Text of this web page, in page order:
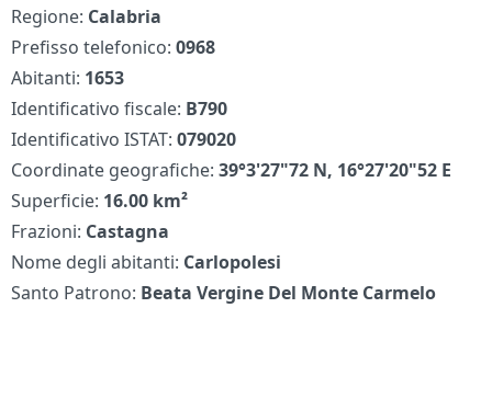
Regione: Calabria
Prefisso telefonico:0968
Abitanti: 1653
Identificativo fiscale: B790
Identificativo ISTAT:079020
Coordinate geografiche:39°3'27"72 N, 16°27'20"52 E
Superficie: 16.00 km²
Frazioni: Castagna
Nome degli abitanti: Carlopolesi
Santo Patrono: Beata Vergine Del Monte Carmelo